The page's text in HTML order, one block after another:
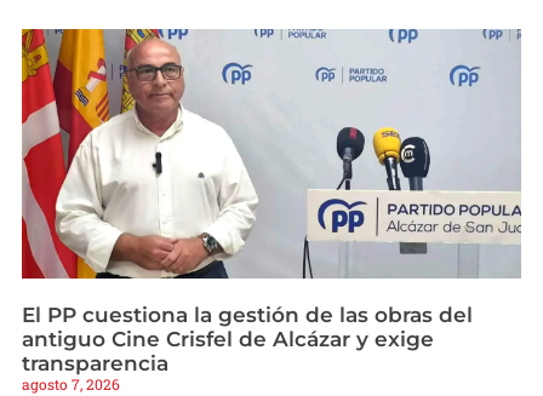
El PP cuestiona la gestión de las obras del
antiguo Cine Crisfel de Alcázar y exige
transparencia
agosto 7, 2026